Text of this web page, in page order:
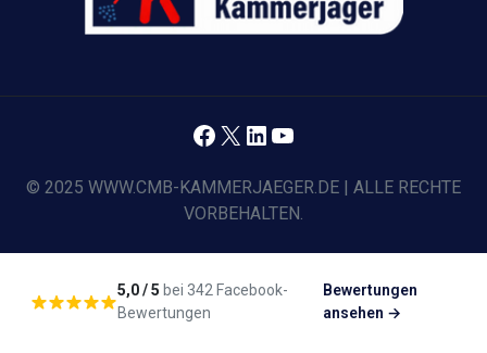
© 2025 WWW.CMB-KAMMERJAEGER.DE | ALLE RECHTE
VORBEHALTEN.
Facebook
X LinkedIn
YouTube
5,0 / 5 bei 342 Facebook-
Bewertungen
Bewertungen
ansehen →